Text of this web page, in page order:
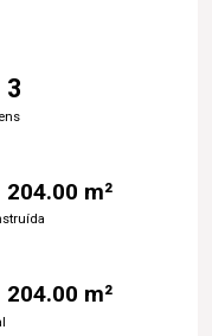
3
204.00 m²
204.00 m²